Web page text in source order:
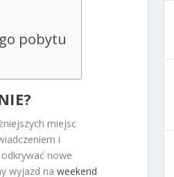
pobytu
miejsc
i
nowe
wyjazd naweekend